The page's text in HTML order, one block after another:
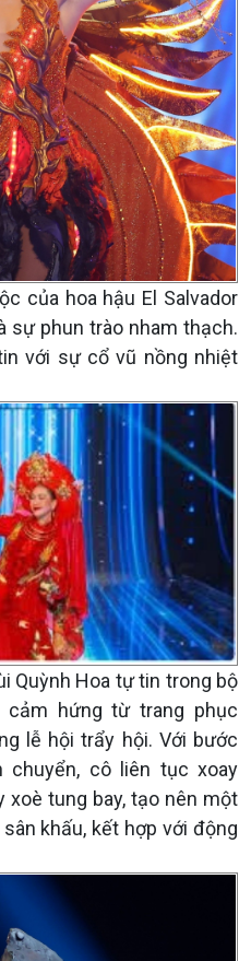
của hoa hậu El Salvador
sự phun trào nham thạch.
với sự cổ vũ nồng nhiệt
Quỳnh Hoa tự tin trong bộ
cảm hứng từ trang phục
lễ hội trẩy hội. Với bước
chuyển, cô liên tục xoay
xoè tung bay, tạo nên một
khấu, kết hợp với động